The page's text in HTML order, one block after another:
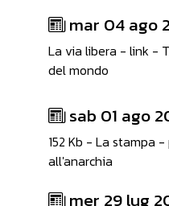
mar 04 ago
La via libera - link -
del mondo
sab 01 ago
152 Kb - La stampa
all'anarchia
mer 29 lug